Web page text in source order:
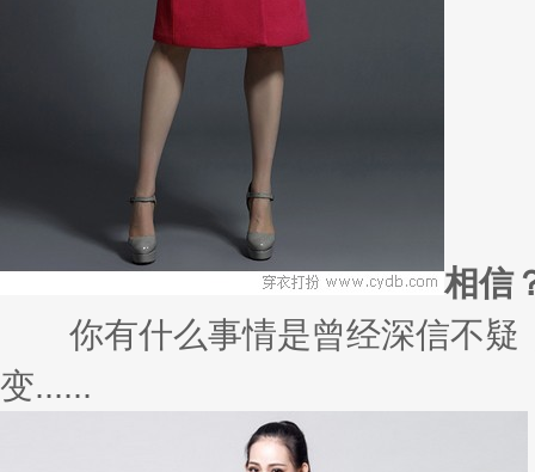
相信
你有什么事情是曾经深信不疑
变......